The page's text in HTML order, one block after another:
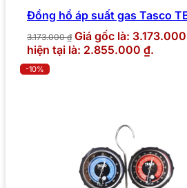
Đồng hồ áp suất gas Tasco
3.173.000₫ Giá gốc là:
hiện tại là: 2.855.000 ₫.
-10%